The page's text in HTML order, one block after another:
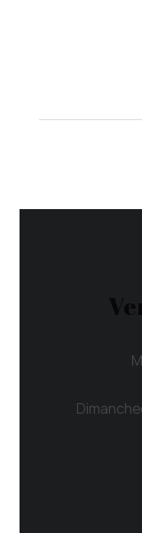
Dimanche